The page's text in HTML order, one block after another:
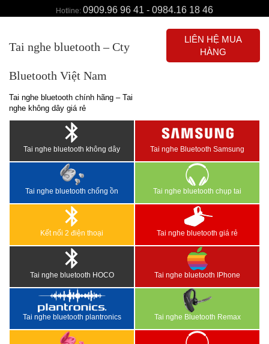
Hotline: 0909.96 96 41 - 0984.16 18 46
Tai nghe bluetooth – Cty
Bluetooth Việt Nam
Tai nghe bluetooth chính hãng – Tai
nghe không dây giá rẻ
LIÊN HỆ MUA
HÀNG
Tai nghe bluetooth không dây Tai nghe Bluetooth Samsung
Tai nghe bluetooth chống ồn Tai nghe bluetooth chụp tai
Kết nối 2 điện thoại Tai nghe bluetooth giá rẻ
Tai nghe bluetooth HOCO Tai nghe bluetooth IPhone
Tai nghe bluetooth plantronics Tai nghe Bluetooth Remax